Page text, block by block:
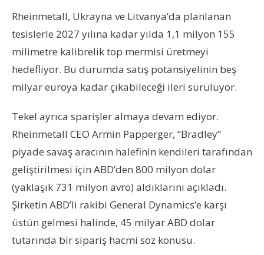
Rheinmetall, Ukrayna ve Litvanya’da planlanan
tesislerle 2027 yılına kadar yılda 1,1 milyon 155
milimetre kalibrelik top mermisi üretmeyi
hedefliyor. Bu durumda satış potansiyelinin beş
milyar euroya kadar çıkabileceği ileri sürülüyor.
Tekel ayrıca sparişler almaya devam ediyor.
Rheinmetall CEO Armin Papperger, “Bradley”
piyade savaş aracının halefinin kendileri tarafından
geliştirilmesi için ABD’den 800 milyon dolar
(yaklaşık 731 milyon avro) aldıklarını açıkladı.
Şirketin ABD’li rakibi General Dynamics’e karşı
üstün gelmesi halinde, 45 milyar ABD dolar
tutarında bir sipariş hacmi söz konusu.